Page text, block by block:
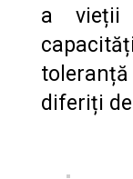
a vieții
diferiți